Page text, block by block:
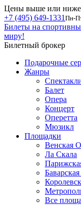
Цены выше или ниже
+7 (495) 649-1331 Пн-
Билеты на
миру!
Билетный брокер
Подарочные
Жанры
Балет
Опера
Концерт
Оперетта
Мюзикл
Площадки
Венская
Ла Скала
Все